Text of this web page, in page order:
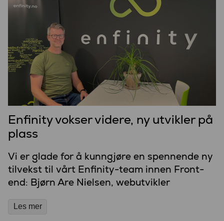
Enfinity vokser videre, ny utvikler på
plass
Vi er glade for å kunngjøre en spennende ny
tilvekst til vårt Enfinity-team innen Front-
end: Bjørn Are Nielsen, webutvikler
Les mer